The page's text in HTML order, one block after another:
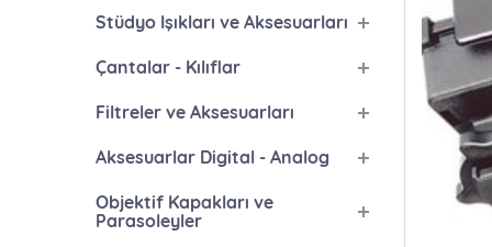
Stüdyo Işıkları ve Aksesuarları
Çantalar - Kılıflar
Filtreler ve Aksesuarları
Aksesuarlar Digital - Analog
Objektif Kapakları ve
Parasoleyler